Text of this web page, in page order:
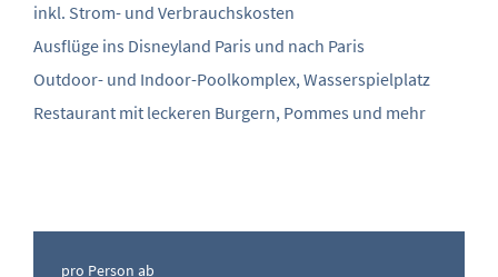
inkl. Strom- und Verbrauchskosten
Ausflüge ins Disneyland Paris und nach Paris
Outdoor- und Indoor-Poolkomplex, Wasserspielplatz
Restaurant mit leckeren Burgern, Pommes und mehr
pro Person ab